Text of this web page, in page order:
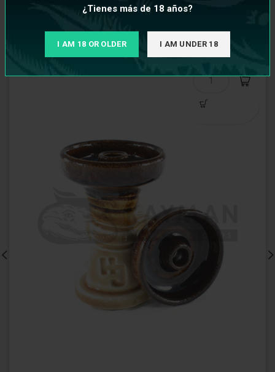
¿Tienes más de 18 años?
I AM 18 OR OLDER I AM UNDER 18
PRODUCTOS RELACIONADOS